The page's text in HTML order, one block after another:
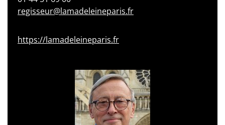
regisseur@lamadeleineparis.fr
https://lamadeleineparis.fr